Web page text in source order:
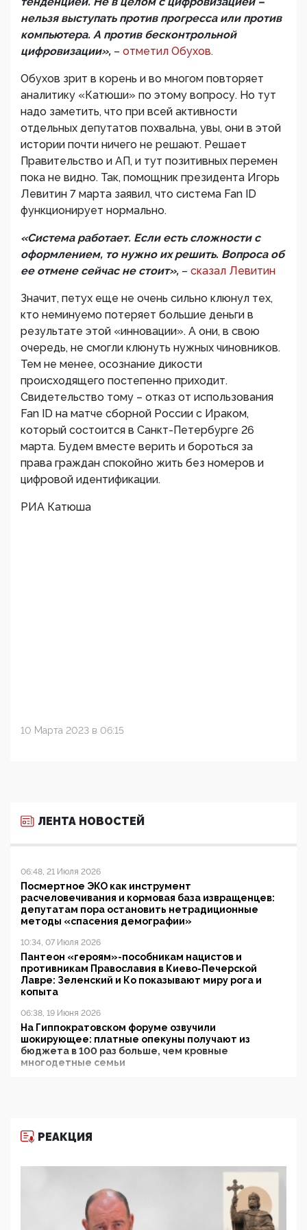
нельзя выступать против прогресса или против
компьютера. А против бесконтрольной
цифровизации», – отметил Обухов.
Обухов зрит в корень и во многом повторяет
аналитику «Катюши» по этому вопросу. Но тут
надо заметить, что при всей активности
отдельных депутатов похвальна, увы, они в этой
истории почти ничего не решают. Решает
Правительство и АП, и тут позитивных перемен
пока не видно. Так, помощник президента Игорь
Левитин 7 марта заявил, что система Fan ID
функционирует нормально.
«Система работает. Если есть сложности с
оформлением, то нужно их решить. Вопроса об
ее отмене сейчас не стоит», – сказал Левитин
Значит, петух еще не очень сильно клюнул тех,
кто неминуемо потеряет большие деньги в
результате этой «инновации». А они, в свою
очередь, не смогли клюнуть нужных чиновников.
Тем не менее, осознание дикости
происходящего постепенно приходит.
Свидетельство тому – отказ от использования
Fan ID на матче сборной России с Ираком,
который состоится в Санкт-Петербурге 26
марта. Будем вместе верить и бороться за
права граждан спокойно жить без номеров и
цифровой идентификации.
РИА Катюша
10 Марта 2023 в 06:15
ЛЕНТА НОВОСТЕЙ
06:48, 21 Июля 2026
Посмертное ЭКО как инструмент
расчеловечивания и кормовая база извращенцев:
депутатам пора остановить нетрадиционные
методы «спасения демографии»
10:34, 07 Июля 2026
Пантеон «героям»-пособникам нацистов и
противникам Православия в Киево-Печерской
Лавре: Зеленский и Ко показывают миру рога и
копыта
06:38, 19 Июня 2026
На Гиппократовском форуме озвучили
шокирующее: платные опекуны получают из
бюджета в 100 раз больше, чем кровные
многодетные семьи
11:53, 09 Июня 2026
деятельность ИИТО ЮНЕСКО в России, но
цифроглобалисты продолжают определять
повестку в образовании
09:43, 01 Июня 2026
РЕАКЦИЯ